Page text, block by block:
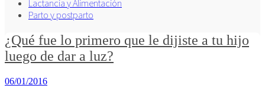
Lactancia y Alimentación
Parto y postparto
¿Qué fue lo primero que le dijiste a tu hijo
luego de dar a luz?
06/01/2016